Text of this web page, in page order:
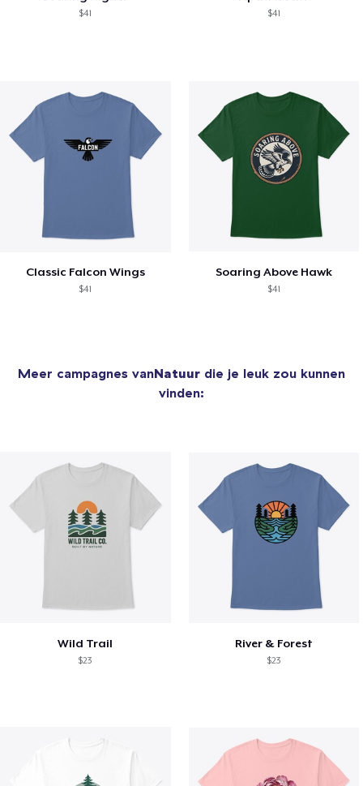
$41 $41
Classic Falcon Wings
$41
Soaring Above Hawk
$41
Meer campagnes vanNatuur die je leuk zou kunnen
vinden:
Wild Trail
$23
River & Forest
$23